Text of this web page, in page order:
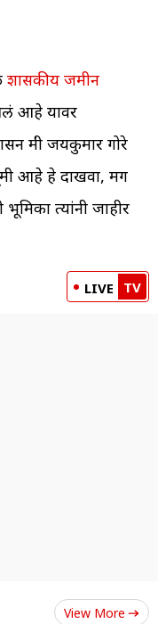
शासकीय जमीन
आहे यावर
मंत्री जयकुमार गोरे
आहे हे दाखवा, मग
त्यांनी जाहीर
LIVE TV
View More